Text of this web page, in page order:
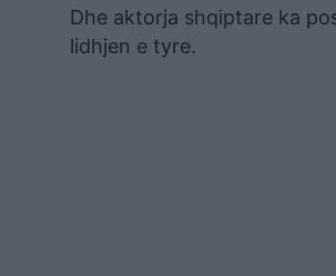
Dhe aktorja shqiptare ka
lidhjen e tyre.